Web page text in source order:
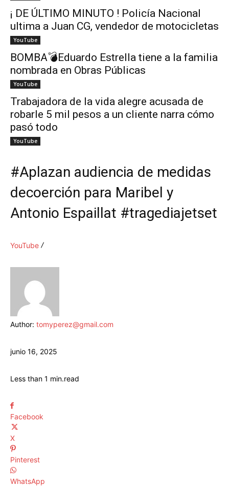
¡ DE ÚLTIMO MINUTO ! Policía Nacional
ultima a Juan CG, vendedor de motocicletas
YouTube
BOMBA💣Eduardo Estrella tiene a la familia
nombrada en Obras Públicas
YouTube
Trabajadora de la vida alegre acusada de
robarle 5 mil pesos a un cliente narra cómo
pasó todo
YouTube
#Aplazan audiencia de medidas
decoerción para Maribel y
Antonio Espaillat #tragediajetset
YouTube
Author: tomyperez@gmail.com
junio 16, 2025
Less than 1 min.read
Facebook
X
Pinterest
WhatsApp